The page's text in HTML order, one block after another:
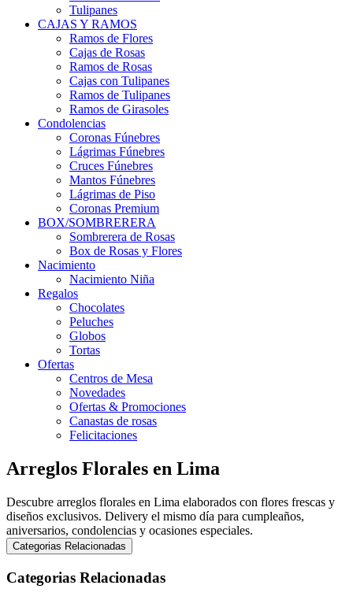
Tulipanes
CAJAS Y RAMOS
Ramos de Flores
Cajas de Rosas
Ramos de Rosas
Cajas con Tulipanes
Ramos de Tulipanes
Ramos de Girasoles
Condolencias
Coronas Fúnebres
Lágrimas Fúnebres
Cruces Fúnebres
Mantos Fúnebres
Lágrimas de Piso
Coronas Premium
BOX/SOMBRERERA
Sombrerera de Rosas
Box de Rosas y Flores
Nacimiento
Nacimiento Niña
Regalos
Chocolates
Peluches
Globos
Tortas
Ofertas
Centros de Mesa
Novedades
Ofertas & Promociones
Canastas de rosas
Felicitaciones
Arreglos Florales en Lima
Descubre arreglos florales en Lima elaborados con flores frescas y
diseños exclusivos. Delivery el mismo día para cumpleaños,
aniversarios, condolencias y ocasiones especiales.
Categorias Relacionadas
Categorias Relacionadas